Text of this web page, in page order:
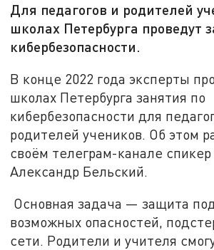
Для педагогов и родителей
школах Петербурга проведут
кибербезопасности.
В конце 2022 года эксперты
школах Петербурга занятия по
кибербезопасности для
родителей учеников. Об этом
своём телеграм-канале
Александр Бельский.
Основная задача — защита
возможных опасностей,
сети. Родители и учителя